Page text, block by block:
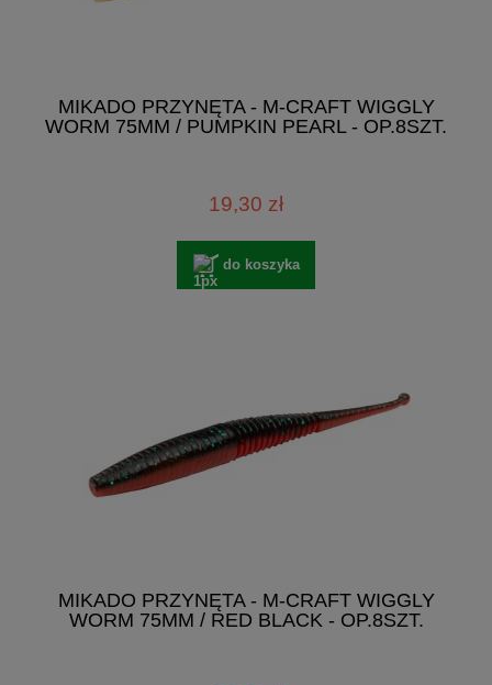
MIKADO PRZYNĘTA - M-CRAFT WIGGLY
WORM 75MM / PUMPKIN PEARL - OP.8SZT.
19,30 zł
do koszyka
MIKADO PRZYNĘTA - M-CRAFT WIGGLY
WORM 75MM / RED BLACK - OP.8SZT.